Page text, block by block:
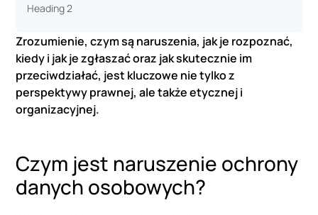
Heading 2
Zrozumienie, czym są naruszenia, jak je rozpoznać,
kiedy i jak je zgłaszać oraz jak skutecznie im
przeciwdziałać, jest kluczowe nie tylko z
perspektywy prawnej, ale także etycznej i
organizacyjnej.
Czym jest naruszenie ochrony
danych osobowych?